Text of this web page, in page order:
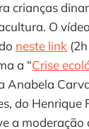
crianças
O
neste link
a “Crise
Anabela
do Henrique
a moderação